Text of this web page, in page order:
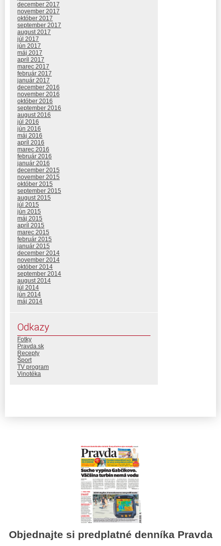
december 2017
november 2017
október 2017
september 2017
august 2017
júl 2017
jún 2017
máj 2017
apríl 2017
marec 2017
február 2017
január 2017
december 2016
november 2016
október 2016
september 2016
august 2016
júl 2016
jún 2016
máj 2016
apríl 2016
marec 2016
február 2016
január 2016
december 2015
november 2015
október 2015
september 2015
august 2015
júl 2015
jún 2015
máj 2015
apríl 2015
marec 2015
február 2015
január 2015
december 2014
november 2014
október 2014
september 2014
august 2014
júl 2014
jún 2014
máj 2014
Odkazy
Fotky
Pravda.sk
Recepty
Šport
TV program
Vinotéka
Objednajte si predplatné denníka Pravda